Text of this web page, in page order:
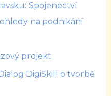
Spojenectví
na podnikání
projekt
DigiSkill o tvorbě